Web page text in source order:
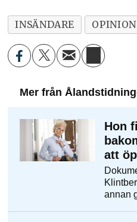
INSÄNDARE OPINION